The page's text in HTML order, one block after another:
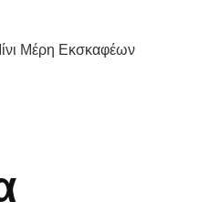
Μέρη Εκσκαφέων